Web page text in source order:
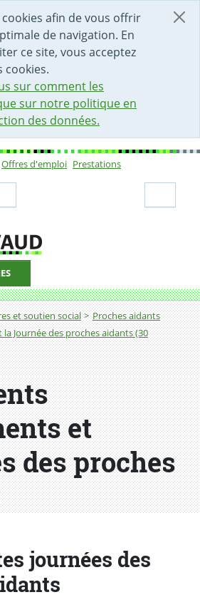
afin de vous offrir
de navigation. En
ce site, vous acceptez
cookies.
sur comment les
sur notre politique en
des données.
DE LA PAGE
RECHERCHE
Offres d'emploi Prestations
et soutien social
Proches aidants
Journée des proches aidants (30
et
des proches
journées des